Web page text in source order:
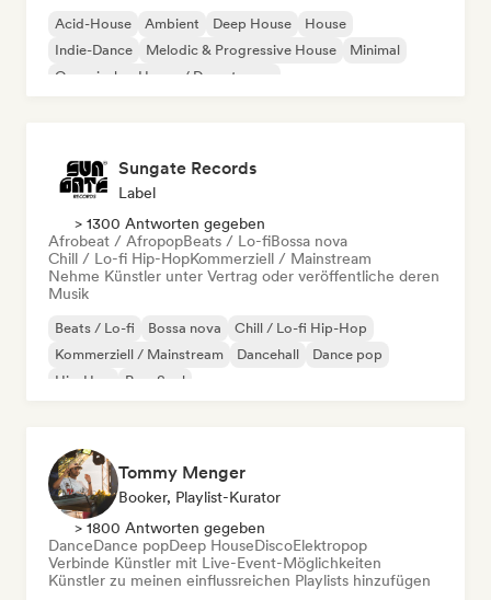
Acid-House Ambient Deep House
House
Indie-Dance
Melodic & Progressive House
Minimal
Organischer House / Downtempo
Sungate Records
Label
> 1300 Antworten gegeben
Afrobeat / AfropopBeats / Lo-fiBossa nova
Chill / Lo-fi Hip-HopKommerziell / Mainstream
Nehme Künstler unter Vertrag oder veröffentliche deren
Musik
Beats / Lo-fi Bossa nova
Chill / Lo-fi Hip-Hop
Kommerziell / Mainstream
Dancehall
Dance pop
Hip-Hop
Pop-Soul
Tommy Menger
Booker, Playlist-Kurator
> 1800 Antworten gegeben
DanceDance popDeep HouseDiscoElektropop
Verbinde Künstler mit Live-Event-Möglichkeiten
Künstler zu meinen einflussreichen Playlists hinzufügen